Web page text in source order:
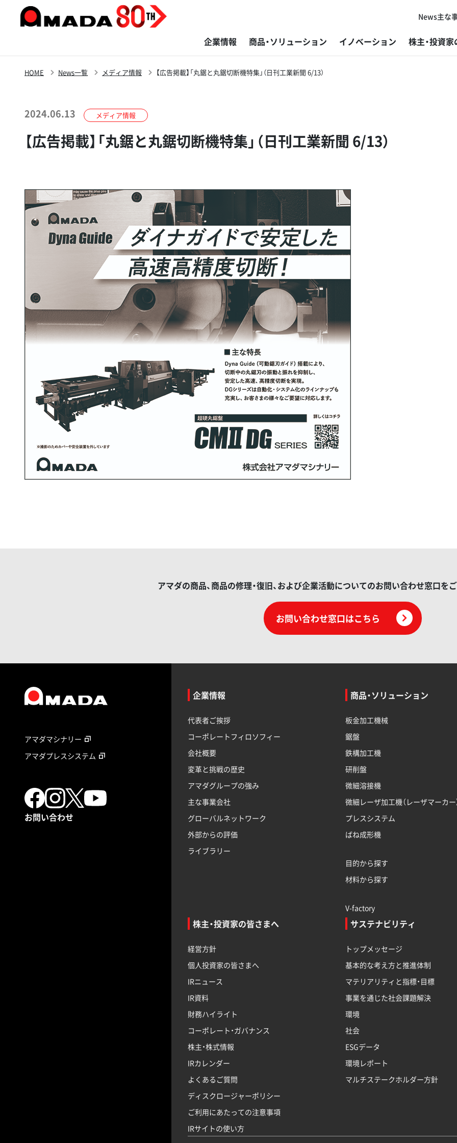
News主な
企業情報
会社概要
アマダグループの強み
商品・ソリューション
鉄構加工機
微細溶接機
微細レーザ加工機（レーザマーカー）
イノベーション
販売・サービス
加工技術
株主・投資
皆さまへ
IRニュース
財務ハイライト
コーポレート・ガバナンス
マテリアリティと指標・目標
環境
HOME News一覧 メディア情報 【広告掲載】「丸鋸と丸鋸切断機特集」（日刊工業新聞 6/13）
2024.06.13 メディア情報
【広告掲載】「丸鋸と丸鋸切断機特集」（日刊工業新聞 6/13）
アマダの商品、商品の修理・復旧、および企業活動についてのお問い合わせ窓口を
お問い合わせ窓口はこちら
アマダマシナリー
アマダプレスシステム
お問い合わせ
企業情報
代表者ご挨拶
コーポレートフィロソフィー
会社概要
変革と挑戦の歴史
アマダグループの強み
主な事業会社
グローバルネットワーク
外部からの評価
ライブラリー
商品・ソリューション
板金加工機械
鋸盤
鉄構加工機
研削盤
微細溶接機
微細レーザ加工機（レーザマーカー
プレスシステム
ばね成形機
目的から探す
材料から探す
V-factory
株主・投資家の皆さまへ
経営方針
個人投資家の皆さまへ
IRニュース
IR資料
財務ハイライト
コーポレート・ガバナンス
株主・株式情報
IRカレンダー
よくあるご質問
ディスクロージャーポリシー
ご利用にあたっての注意事項
IRサイトの使い方
サステナビリティ
トップメッセージ
基本的な考え方と推進体制
マテリアリティと指標・目標
事業を通じた社会課題解決
環境
社会
ESGデータ
環境レポート
マルチステークホルダー方針